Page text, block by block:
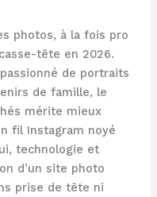
photos, à la fois pro
tête en 2026.
de portraits
de famille, le
mérite mieux
fil Instagram noyé
technologie et
d’un site photo
prise de tête ni